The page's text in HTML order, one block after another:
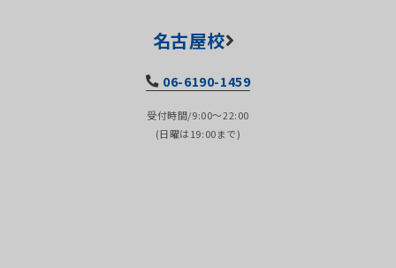
名古屋校
06-6190-1459
受付時間/9:00～22:00
(日曜は19:00まで)